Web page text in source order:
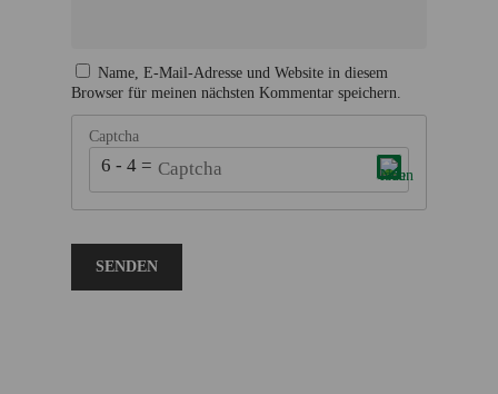
Name, E-Mail-Adresse und Website in diesem
Browser für meinen nächsten Kommentar speichern.
Captcha
6 - 4 = ?